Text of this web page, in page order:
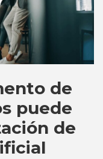
de
puede
de